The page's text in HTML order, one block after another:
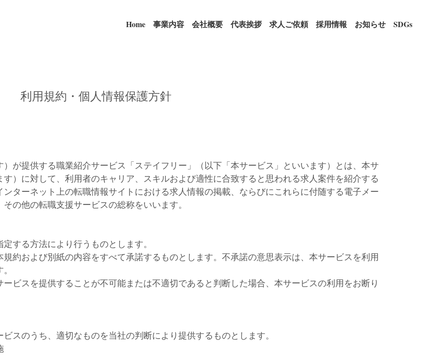
Home 事業内容 会社概要 代表挨拶 求人ご依頼 採用情報 お知らせ SDGs
利用規約・個人情報保護方針
が提供する職業紹介サービス「ステイフリー」（以下「本サービス」といいます）とは、本サ
）に対して、利用者のキャリア、スキルおよび適性に合致すると思われる求人案件を紹介する
ターネット上の転職情報サイトにおける求人情報の掲載、ならびにこれらに付随する電子メー
の他の転職支援サービスの総称をいいます。
する方法により行うものとします。
約および別紙の内容をすべて承諾するものとします。不承諾の意思表示は、本サービスを利用
ビスを提供することが不可能または不適切であると判断した場合、本サービスの利用をお断り
スのうち、適切なものを当社の判断により提供するものとします。